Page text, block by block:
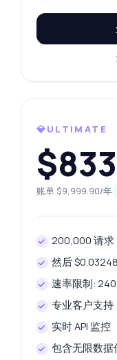
💎ULTIMATE
账单 $9,999.90/年
200,000 请求
然后
速率限制:
专业客户支持
实时 API 监控
包含无限数
您好！关于
我 — 端点、
我可以用它来
这个 API 能做
价格是多少？
由